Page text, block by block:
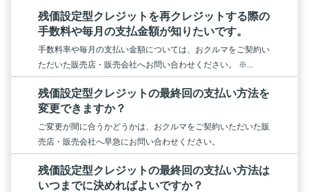
残価設定型クレジットを再クレジットする際の
手数料や毎月の支払金額が知りたいです。
手数料率や毎月の支払い金額については、おクルマをご契約い
ただいた販売店・販売会社へお問い合わせください。 ※...
残価設定型クレジットの最終回の支払い方法を
変更できますか？
ご変更が間に合うかどうかは、おクルマをご契約いただいた販
売店・販売会社へ早急にお問い合わせください。
残価設定型クレジットの最終回の支払い方法は
いつまでに決めればよいですか？